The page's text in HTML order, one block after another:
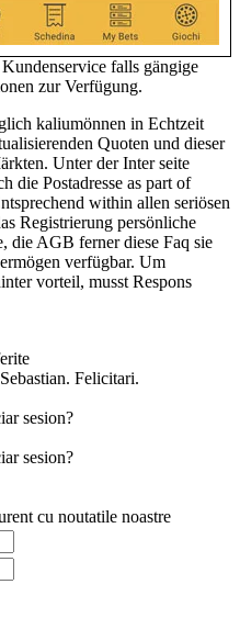
falls gängige
zur Verfügung.
kaliumönnen in Echtzeit
Quoten und dieser
Unter der Inter seite
die Postadresse as part of
within allen seriösen
Registrierung persönliche
die AGB ferner diese Faq sie
verfügbar. Um
vorteil, musst Respons
Felicitari.
sesion?
sesion?
cu noutatile noastre